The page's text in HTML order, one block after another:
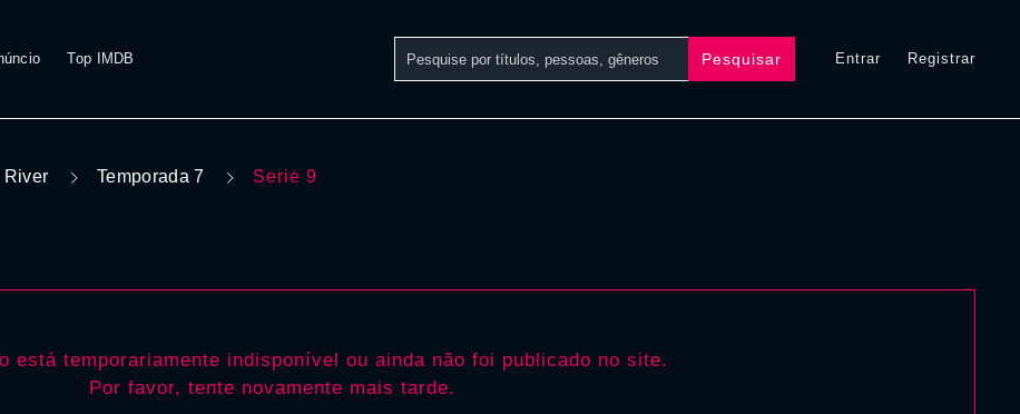
Top IMDB Pesquisar Entrar Registrar
River Temporada 7 Serie 9
está temporariamente indisponível ou ainda não foi publicado no site.
Por favor, tente novamente mais tarde.